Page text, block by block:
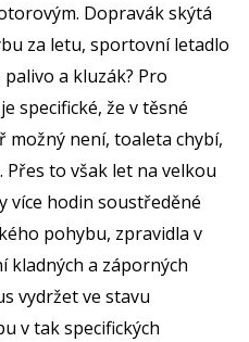
Dopravák skýtá
za letu, sportovní letadlo
a kluzák? Pro
specifické, že v těsné
možný není, toaleta chybí,
to však let na velkou
více hodin soustředěné
pohybu, zpravidla v
kladných a záporných
vydržet ve stavu
v tak specifických